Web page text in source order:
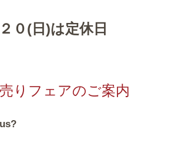
０(日)は定休日
りフェアのご案内